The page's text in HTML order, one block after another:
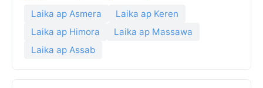
Laika ap Asmera
Laika ap Keren
Laika ap Himora
Laika ap Massawa
Laika ap Assab